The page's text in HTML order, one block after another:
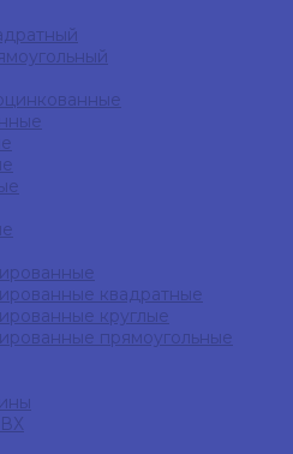
квадратные
круглые
прямоугольные